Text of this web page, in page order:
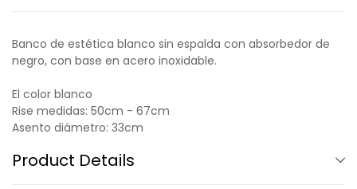
Banco de estética blanco sin espalda con absorbedor de
negro, con base en acero inoxidable.
El color blanco
Rise medidas: 50cm - 67cm
Asento diámetro: 33cm
Product Details